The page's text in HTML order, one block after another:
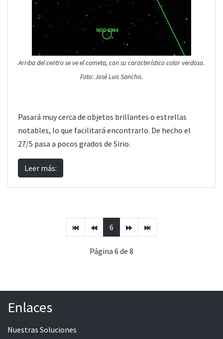
Arriba del centro se ve el cometa, con su característico color verdoso.
Foto: José Luis Sanchis.
Pasará muy cerca de objetos brillantes o estrellas
notables, lo que facilitará encontrarlo. De hecho el
27/5 pasa a pocos grados de Sirio.
Leer más:
6
Página 6 de 8
Enlaces
Nuestras Soluciones